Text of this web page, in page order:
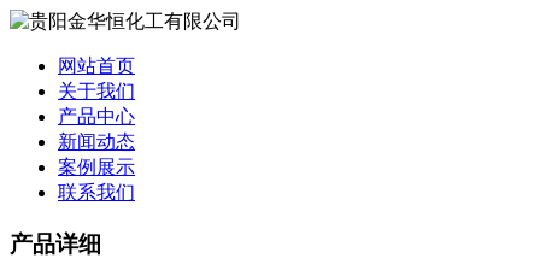
网站首页
关于我们
产品中心
新闻动态
案例展示
联系我们
产品详细